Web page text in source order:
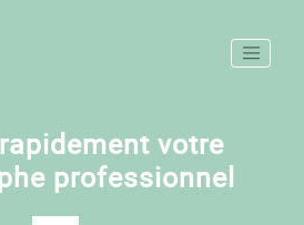
votre
professionnel